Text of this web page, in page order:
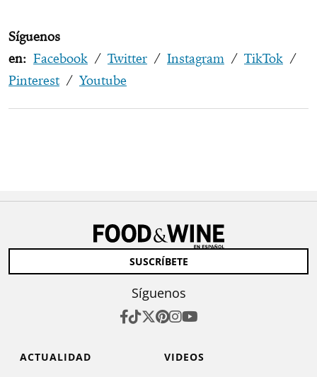
Síguenos
en: Facebook / Twitter / Instagram / TikTok /
Pinterest / Youtube
SUSCRÍBETE
Síguenos
ACTUALIDAD
VIDEOS